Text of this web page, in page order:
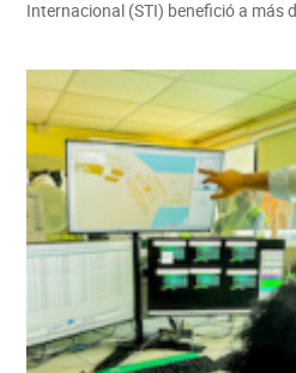
Internacional (STI) benefició a más